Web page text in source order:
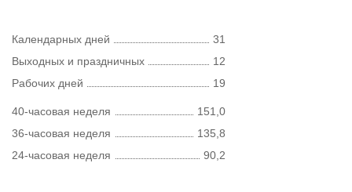
Календарных дней
31
Выходных и праздничных
12
Рабочих дней
19
40-часовая неделя
151,0
36-часовая неделя
135,8
24-часовая неделя
90,2